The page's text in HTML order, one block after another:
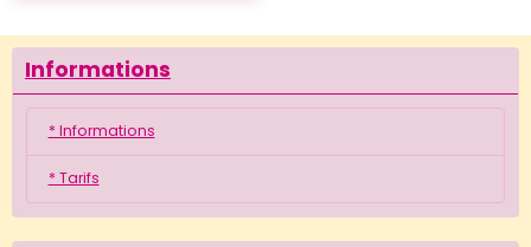
Informations
* Informations
* Tarifs